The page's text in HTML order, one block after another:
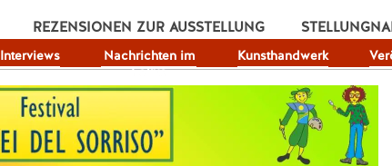
Interviews
Nachrichten im
Fokus
Kunsthandwerk
REZENSIONEN ZUR AUSSTELLUNG